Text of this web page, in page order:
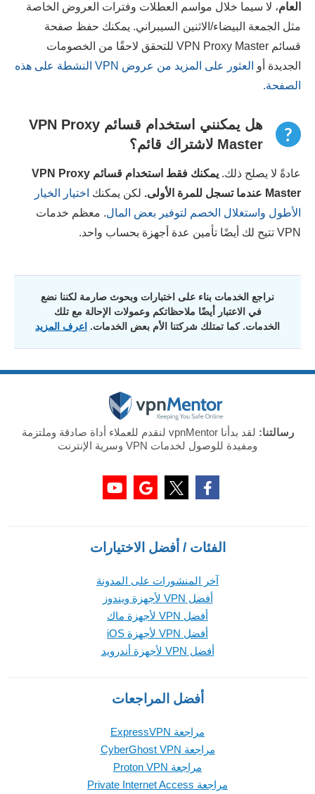
العام، لا سيما خلال مواسم العطلات وفترات العروض الخاصة
مثل الجمعة البيضاء/الاثنين السيبراني. يمكنك حفظ صفحة
قسائم VPN Proxy Master للتحقق لاحقًا من الخصومات
الجديدة أو
العثور على المزيد من عروض VPN النشطة على هذه
الصفحة.
هل يمكنني استخدام قسائم VPN Proxy
Master لاشتراك قائم؟
عادةً لا يصلح ذلك. يمكنك فقط استخدام قسائم VPN Proxy
Master عندما تسجل للمرة الأولى. لكن يمكنك اختيار الخيار
الأطول واستغلال الخصم لتوفير بعض المال. معظم خدمات
VPN تتيح لك أيضًا تأمين عدة أجهزة بحساب واحد.
نراجع الخدمات بناء على اختبارات وبحوث صارمة لكننا نضع
في الاعتبار أيضًا ملاحظاتكم وعمولات الإحالة مع تلك
الخدمات. كما تمتلك شركتنا الأم بعض الخدمات. اعرف المزيد
رسالتنا:
لقد بدأنا vpnMentor لنقدم للعملاء أداة صادقة وملتزمة
ومفيدة للوصول لخدمات VPN وسرية الإنترنت
الفئات / أفضل الاختيارات
آخر المنشورات على المدونة
أفضل VPN لأجهزة ويندوز
أفضل VPN لأجهزة ماك
أفضل VPN لأجهزة iOS
أفضل VPN لأجهزة أندرويد
أفضل المراجعات
مراجعة ExpressVPN
مراجعة CyberGhost VPN
مراجعة Proton VPN
مراجعة Private Internet Access